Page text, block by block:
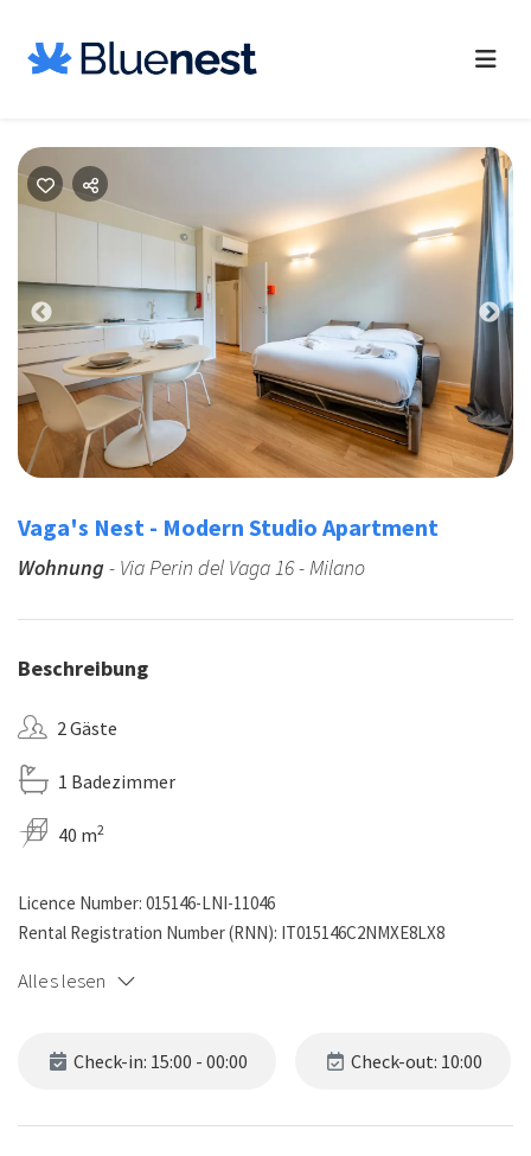
Previous
Vaga's Nest - Modern Studio Apartment
Wohnung- Via Perin del Vaga 16 - Milano
Beschreibung
2 Gäste
1 Badezimmer
40 m2
Licence Number: 015146-LNI-11046
Rental Registration Number (RNN): IT015146C2NMXE8LX8
Alles lesen
Check-in: 15:00 - 00:00 Check-out: 10:00